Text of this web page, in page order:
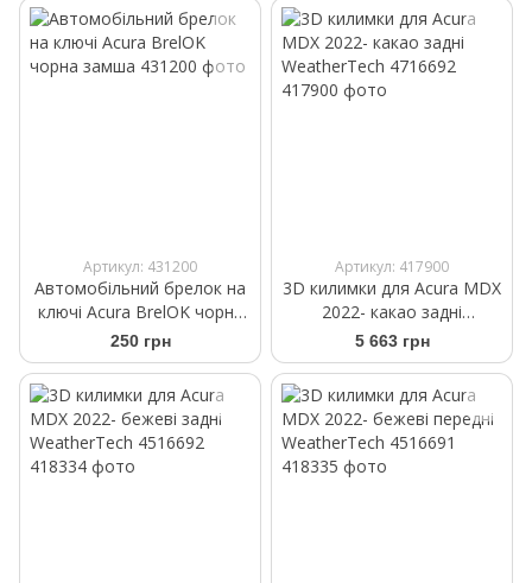
Артикул: 431200
Автомобільний брелок на
ключі Acura BrelOK чорна
замша
250 грн
Артикул: 417900
3D килимки для Acura MDX
2022- какао задні
WeatherTech 4716692
5 663 грн